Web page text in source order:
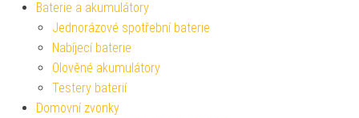
Baterie a akumulátory
Jednorázové spotřební baterie
Nabíjecí baterie
Olověné akumulátory
Testery baterií
Domovní zvonky